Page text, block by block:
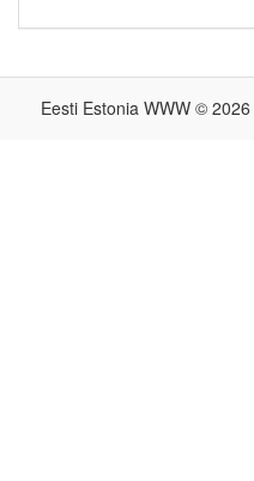
Eesti Estonia WWW © 2026